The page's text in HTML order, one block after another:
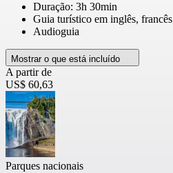
Duração: 3h 30min
Guia turístico em inglês, francês
Audioguia
Mostrar o que está incluído
A partir de
US$ 60,63
Parques nacionais